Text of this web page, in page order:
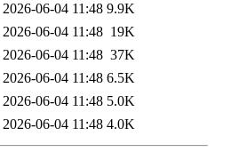
2026-06-04 11:48 9.9K
2026-06-04 11:48 19K
2026-06-04 11:48 37K
2026-06-04 11:48 6.5K
2026-06-04 11:48 5.0K
2026-06-04 11:48 4.0K